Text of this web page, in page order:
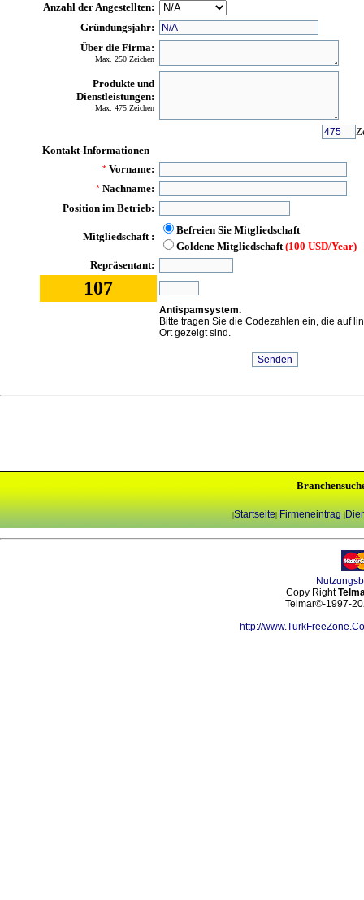
Anzahl der Angestellten:
Gründungsjahr:
Über die Firma:
Max. 250 Zeichen
Produkte und
Dienstleistungen:
Max. 475 Zeichen
Kontakt-Informationen
* Vorname:
* Nachname:
Position im Betrieb:
Mitgliedschaft :
Befreien Sie Mitgliedschaft
Goldene Mitgliedschaft(100 USD/Year)
Repräsentant:
107
Antispamsystem.
Bitte tragen Sie die Codezahlen ein, die auf
Ort gezeigt sind.
|Startseite| Firmeneintrag |
Copy Right
Telmar©-1997-
http://